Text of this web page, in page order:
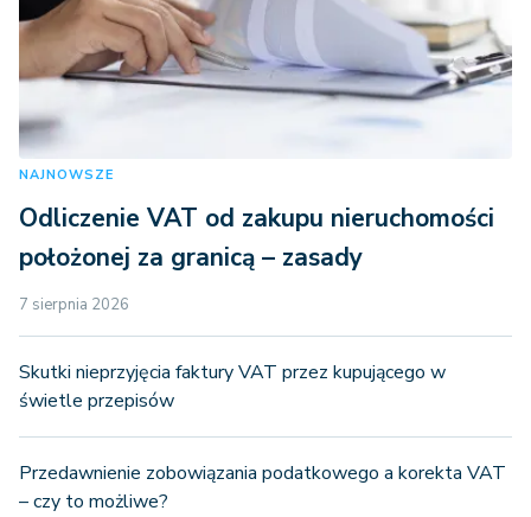
NAJNOWSZE
Odliczenie VAT od zakupu nieruchomości
położonej za granicą – zasady
7 sierpnia 2026
Skutki nieprzyjęcia faktury VAT przez kupującego w
świetle przepisów
Przedawnienie zobowiązania podatkowego a korekta VAT
– czy to możliwe?